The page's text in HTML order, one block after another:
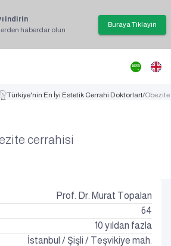
indirin
haberdar olun
Buraya Tıklayın
Türkiye'nin En İyi Estetik Cerrahi Doktorları/
cerrahisi
Prof. Dr. Murat Topalan
64
10 yıldan fazla
İstanbul /Şişli / Teşvikiye mah.